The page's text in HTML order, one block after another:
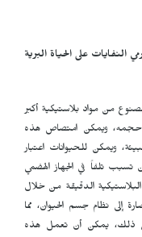
النفايات على الحياة البرية
من مواد بلاستيكية أكبر
نظراً لصغر حجمه، ويمكن امتصاص هذه
ويمكن للحيوانات اعتبار
تلفاً في الجهاز الهضمي
الدقيقة من خلال
إلى نظام جسم الحيوان، مما
إلى ذلك، يمكن أن تعمل هذه